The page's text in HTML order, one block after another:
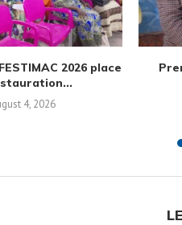
2026 place
4, 2026